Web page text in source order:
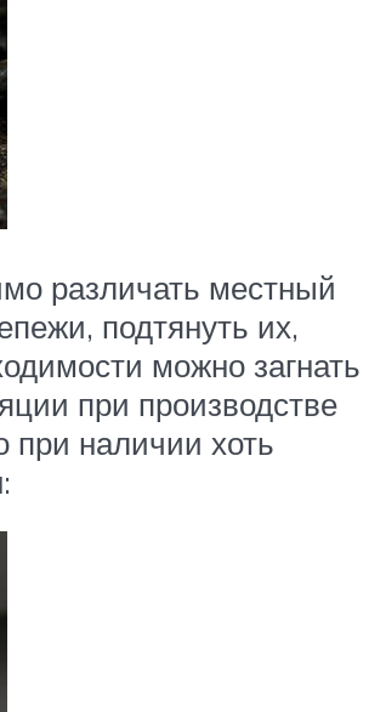
различать местный
подтянуть их,
можно загнать
при производстве
при наличии хоть